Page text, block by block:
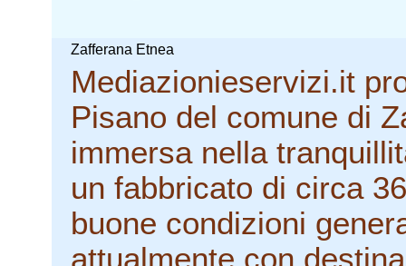
Zafferana Etnea
Mediazionieservizi.it
Pisano del comune di
immersa nella
un fabbricato di circa
buone condizioni
attualmente con